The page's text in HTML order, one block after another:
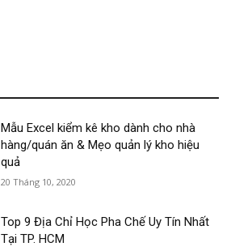
Mẫu Excel kiểm kê kho dành cho nhà
hàng/quán ăn & Mẹo quản lý kho hiệu
quả
20 Tháng 10, 2020
Top 9 Địa Chỉ Học Pha Chế Uy Tín Nhất
Tại TP. HCM